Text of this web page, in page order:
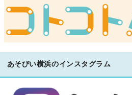
あそびい横浜のインスタグラム